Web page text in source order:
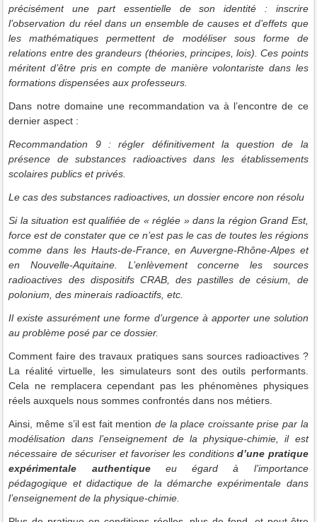
précisément une part essentielle de son identité : inscrire
l’observation du réel dans un ensemble de causes et d’effets que
les mathématiques permettent de modéliser sous forme de
relations entre des grandeurs (théories, principes, lois). Ces points
méritent d’être pris en compte de manière volontariste dans les
formations dispensées aux professeurs.
Dans notre domaine une recommandation va à l’encontre de ce
dernier aspect :
Recommandation 9: régler définitivement la question de la
présence de substances radioactives dans les établissements
scolaires publics et privés.
Le cas des substances radioactives, un dossier encore non résolu
Si la situation est qualifiée de « réglée » dans la région Grand Est,
force est de constater que ce n’est pas le cas de toutes les régions
comme dans les Hauts-de-France, en Auvergne-Rhône-Alpes et
en Nouvelle-Aquitaine. L’enlèvement concerne les sources
radioactives des dispositifs CRAB, des pastilles de césium, de
polonium, des minerais radioactifs, etc.
Il existe assurément une forme d’urgence à apporter une solution
au problème posé par ce dossier.
Comment faire des travaux pratiques sans sources radioactives ?
La réalité virtuelle, les simulateurs sont des outils performants.
Cela ne remplacera cependant pas les phénomènes physiques
réels auxquels nous sommes confrontés dans nos métiers.
Ainsi, même s’il est fait mention de la place croissante prise par la
modélisation dans l’enseignement de la physique-chimie, il est
nécessaire de sécuriser et favoriser les conditionsd’une pratique
expérimentale authentiqueeu égard à l’importance
pédagogique et didactique de la démarche expérimentale dans
l’enseignement de la physique-chimie.